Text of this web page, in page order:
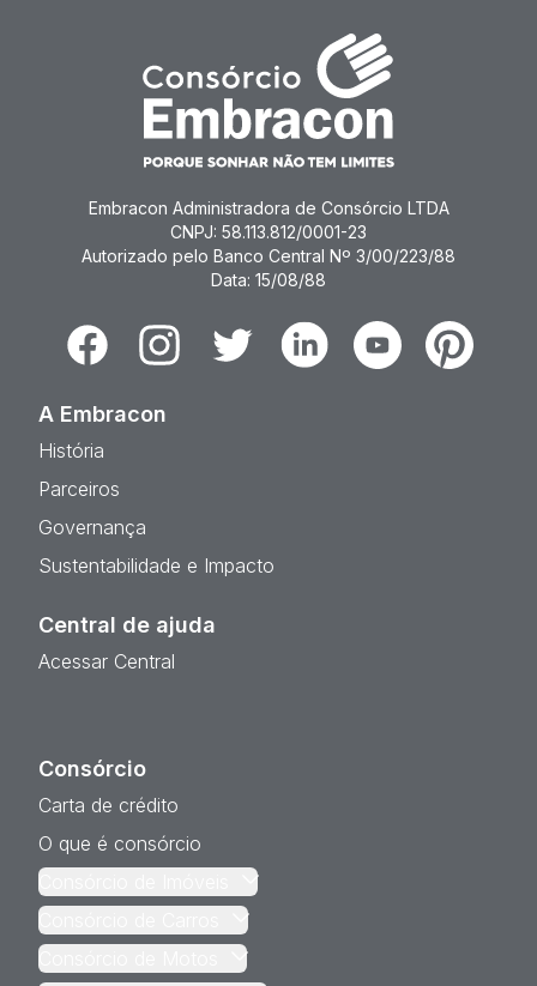
Embracon Administradora de Consórcio LTDA
CNPJ: 58.113.812/0001-23
Autorizado pelo Banco Central Nº 3/00/223/88
Data: 15/08/88
FacebookInstagramTwitter LinkedinYoutubePinterest
A Embracon
História
Parceiros
Governança
Sustentabilidade e Impacto
Central de ajuda
Acessar Central
Consórcio
Carta de crédito
O que é consórcio
Consórcio de Imóveis
Consórcio de Carros
Consórcio de Motos